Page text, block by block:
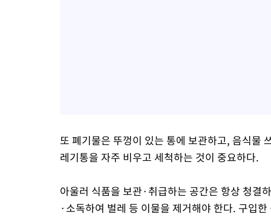
또 폐기물은 뚜껑이 있는 통에 보관하고, 음식물
레기통을 자주 비우고 세척하는 것이 중요하다.
아울러 식품을 보관·취급하는 공간은 항상 청결
·소독하여 벌레 등 이물을 제거해야 한다. 구입